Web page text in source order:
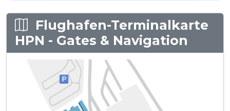
Flughafen-Terminalkarte
HPN - Gates & Navigation